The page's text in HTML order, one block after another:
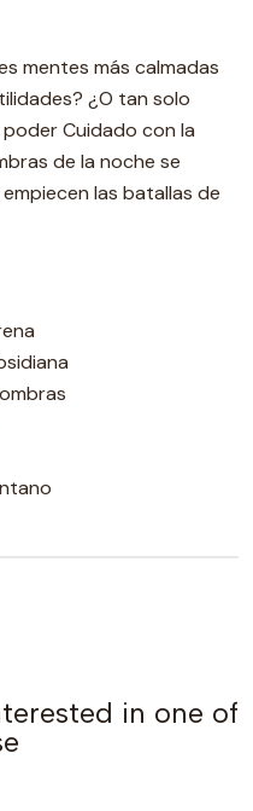
mentes más calmadas
¿O tan solo
Cuidado con la
de la noche se
las batallas de
in one of